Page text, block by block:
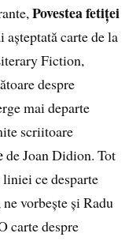
Povestea fetiței
așteptată carte de la
Fiction,
despre
mai departe
scriitoare
de Joan Didion. Tot
liniei ce desparte
vorbește și Radu
carte despre